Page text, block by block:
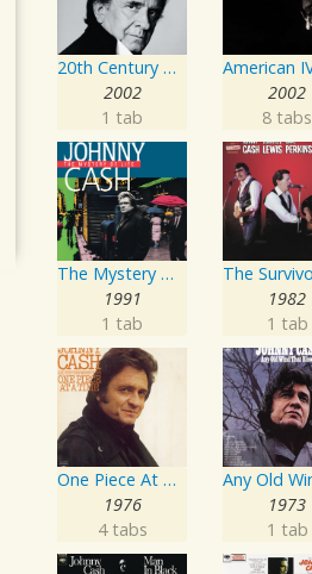
20th Century Masters: The Millennium Collection: Best of Johnny Cash
2002
1 tab
2002
8 tabs
The Mystery Of Life
1991
1 tab
1982
1 tab
One Piece At A Time
1976
4 tabs
1973
1 tab